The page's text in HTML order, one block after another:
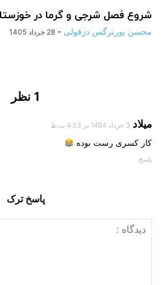
شروع فصل شرجی و گرما در خوزستان
محسن پورنرگس دزفولی - 28 خرداد 1405
میلاد 3 خرداد 1404 در 4:53 ب.ظ
کار کسری رست بوده
پاسخ
پاسخ ترک